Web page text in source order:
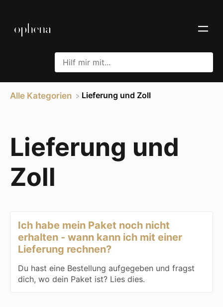
Alle Kategorien ​Lieferung und Zoll
Lieferung und
Zoll
Ich habe mein Paket noch nicht
erhalten - wann kann ich mit einer
Lieferung rechnen?
Du hast eine Bestellung aufgegeben und fragst
dich, wo dein Paket ist? Lies dies.